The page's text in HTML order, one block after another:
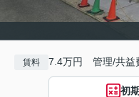
賃料 7.4万円 管理/共益
初